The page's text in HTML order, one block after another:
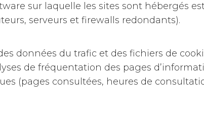
sur laquelle les sites sont hébergés
serveurs et firewalls redondants).
données du trafic et des fichiers de
de fréquentation des pages
(pages consultées, heures de